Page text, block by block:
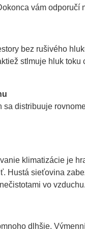
vám odporučí
bez rušivého
stlmuje hluk
distribuuje
klimatizácie je
Hustá sieťovina
vo vzduchu.
dlhšie.